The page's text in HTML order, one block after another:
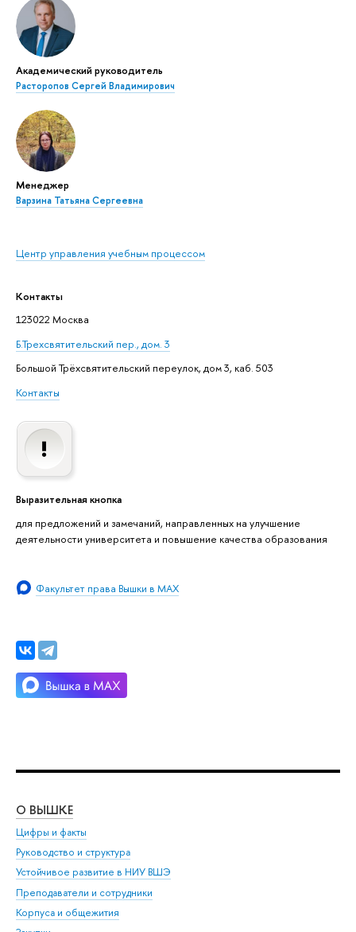
Академический руководитель
Расторопов Сергей Владимирович
Менеджер
Варзина Татьяна Сергеевна
Центр управления учебным процессом
Контакты
123022 Москва
Б.Трехсвятительский пер., дом. 3
Большой Трёхсвятительский переулок, дом 3, каб. 503
Контакты
Выразительная кнопка
для предложений и замечаний, направленных на улучшение
деятельности университета и повышение качества образования
Факультет права Вышки в MAX
О ВЫШКЕ
Цифры и факты
Руководство и структура
Устойчивое развитие в НИУ ВШЭ
Преподаватели и сотрудники
Корпуса и общежития